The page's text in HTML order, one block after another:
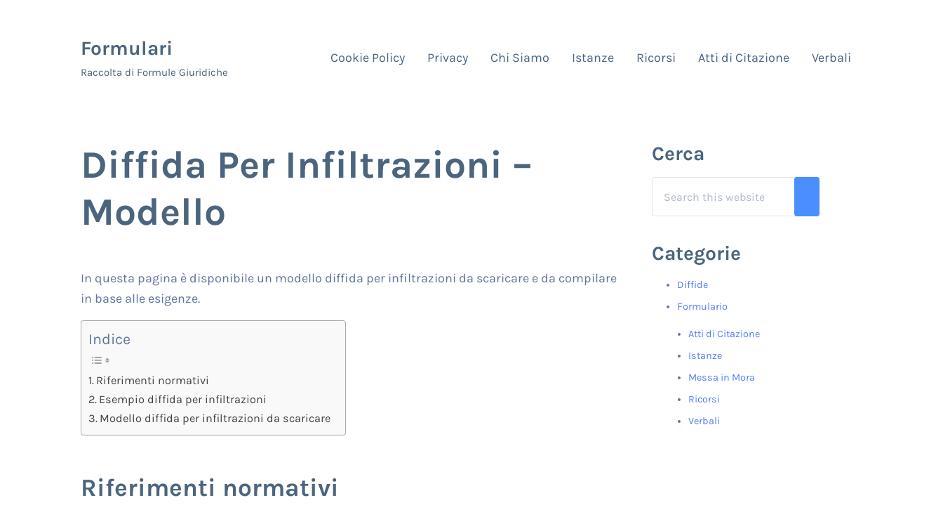
Formulari
Raccolta di Formule Giuridiche
Cookie Policy Privacy Chi Siamo Istanze Ricorsi Atti di Citazione Verbali
Diffida Per Infiltrazioni –
Modello
In questa pagina è disponibile un modello diffida per infiltrazioni da scaricare e da compilare
in base alle esigenze.
Indice
Riferimenti normativi
Esempio diffida per infiltrazioni
Modello diffida per infiltrazioni da scaricare
Riferimenti normativi
Sidebar
Cerca
Categorie
Diffide
Formulario
Atti di Citazione
Istanze
Messa in Mora
Ricorsi
Verbali